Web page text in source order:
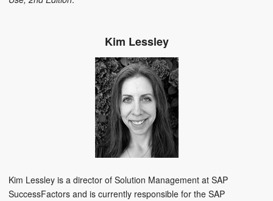
Kim Lessley
Kim Lessley is a director of Solution Management at SAP
SuccessFactors and is currently responsible for the SAP